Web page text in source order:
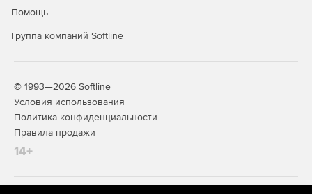
Помощь
Группа компаний Softline
© 1993—2026 Softline
Условия использования
Политика конфиденциальности
Правила продажи
14+